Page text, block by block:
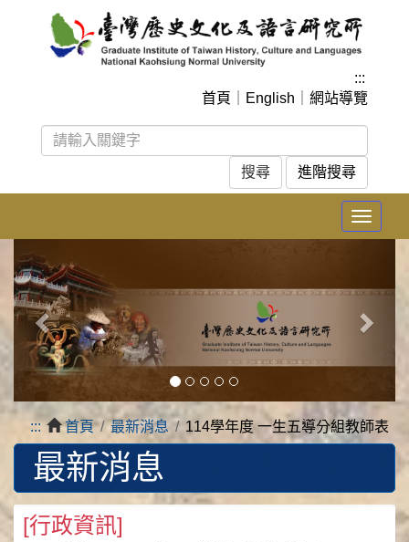
:::
首頁
English 網站導覽
進階搜尋
Toggle
上
一
張
一
張
::: 首頁 最新消息 114學年度 一生五導分組教師表
最新消息
[行政資訊]